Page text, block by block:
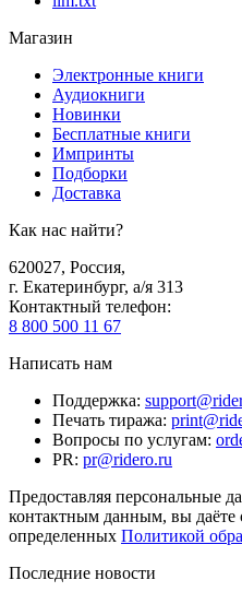
Магазин
Электронные книги
Аудиокниги
Новинки
Бесплатные книги
Импринты
Подборки
Доставка
Как нас найти?
620027, Россия,
г. Екатеринбург, а/я 313
Контактный телефон:
8 800 500 11 67
Написать нам
Поддержка:
Печать тиража:
Вопросы по услугам:
PR: pr@ridero.ru
Предоставляя персональные
контактным данным, вы даёте
определенных Политикой
Последние новости